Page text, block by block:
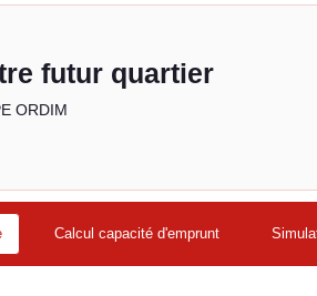
futur quartier
ORDIM
Calcul capacité d'emprunt